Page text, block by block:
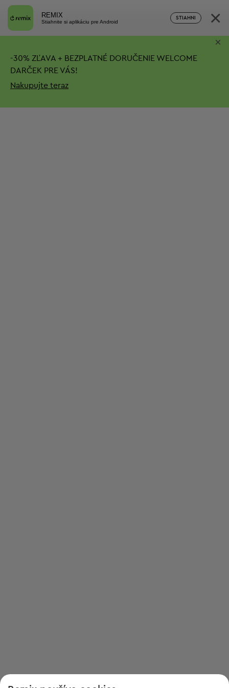
REMIX
Stiahnite si aplikáciu pre Android
STIAHNI ×
-30% ZĽAVA + BEZPLATNÉ DORUČENIE WELCOME
DARČEK PRE VÁS!
Nakupujte teraz
×